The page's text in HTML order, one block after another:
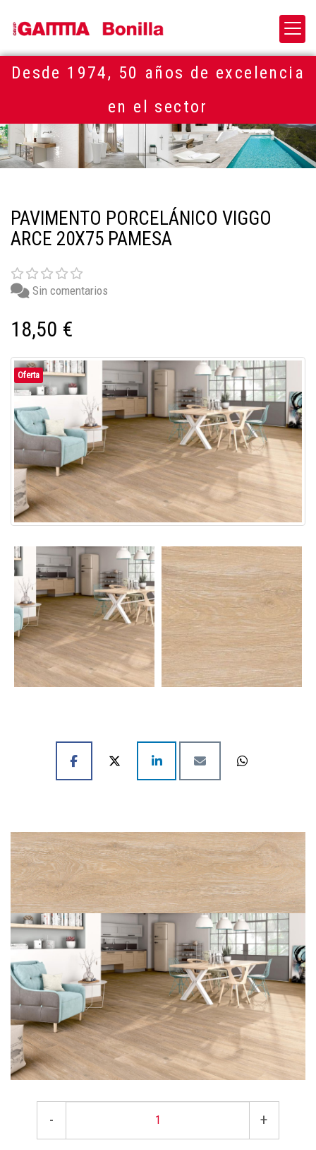
Desde 1974, 50 años de excelencia
en el sector
PAVIMENTO PORCELÁNICO VIGGO
ARCE 20X75 PAMESA
Sin comentarios
18,50 €
Oferta
- +